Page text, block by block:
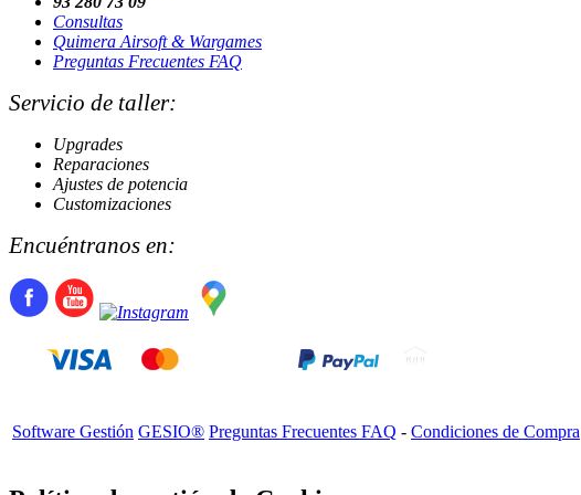
Consultas
Quimera Airsoft & Wargames
Preguntas Frecuentes FAQ
Servicio de taller:
Upgrades
Reparaciones
Ajustes de potencia
Customizaciones
Encuéntranos en:
Software Gestión GESIO® Preguntas Frecuentes FAQ - Condiciones de Compra